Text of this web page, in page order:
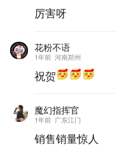
厉害呀
花粉不语
1年前 河南郑州
祝贺
魔幻指挥官
1年前 广东江门
销售销量惊人